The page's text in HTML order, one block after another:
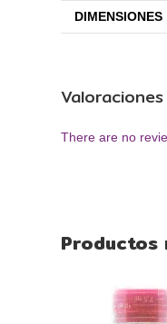
DIMENSIONES
Valoraciones
There are no
Productos